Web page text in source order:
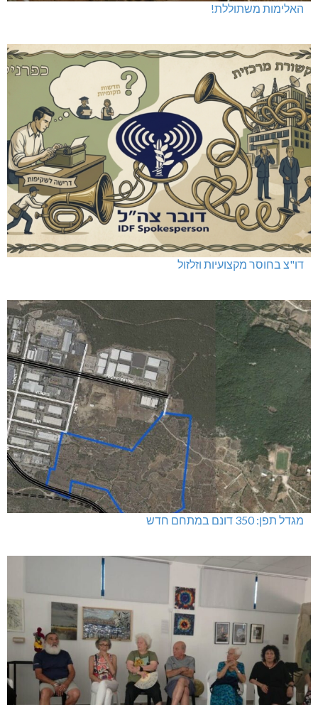
האלימות משתוללת!
דו"צ בחוסר מקצועיות וזלזול
מגדל תפן: 350 דונם במתחם חדש